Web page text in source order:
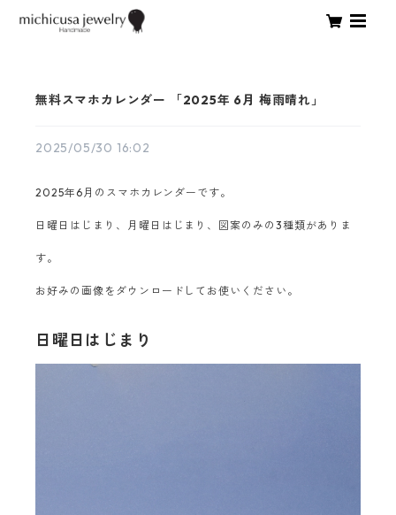
無料スマホカレンダー 「2025年 6月 梅雨晴れ」
2025/05/30 16:02
2025年6月のスマホカレンダーです。
日曜日はじまり、月曜日はじまり、図案のみの3種類がありま
す。
お好みの画像をダウンロードしてお使いください。
日曜日はじまり